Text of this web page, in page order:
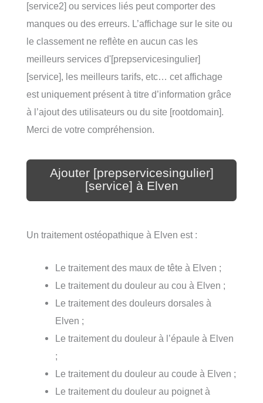
[service2] ou services liés peut comporter des
manques ou des erreurs. L’affichage sur le site ou
le classement ne reflète en aucun cas les
meilleurs services d'[prepservicesingulier]
[service], les meilleurs tarifs, etc… cet affichage
est uniquement présent à titre d’information grâce
à l’ajout des utilisateurs ou du site [rootdomain].
Merci de votre compréhension.
Ajouter [prepservicesingulier]
[service] à Elven
Un traitement ostéopathique à Elven est :
Le traitement des maux de tête à Elven ;
Le traitement du douleur au cou à Elven ;
Le traitement des douleurs dorsales à
Elven ;
Le traitement du douleur à l’épaule à Elven
;
Le traitement du douleur au coude à Elven ;
Le traitement du douleur au poignet à